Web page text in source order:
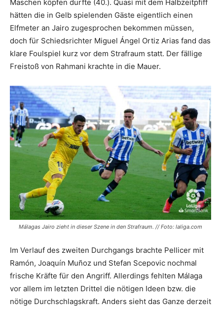
Maschen köpfen durfte (40.). Quasi mit dem Halbzeitpfiff
hätten die in Gelb spielenden Gäste eigentlich einen
Elfmeter an Jairo zugesprochen bekommen müssen,
doch für Schiedsrichter Miguel Ángel Ortiz Arias fand das
klare Foulspiel kurz vor dem Strafraum statt. Der fällige
Freistoß von Rahmani krachte in die Mauer.
Málagas Jairo zieht in dieser Szene in den Strafraum. // Foto: laliga.com
Im Verlauf des zweiten Durchgangs brachte Pellicer mit
Ramón, Joaquín Muñoz und Stefan Scepovic nochmal
frische Kräfte für den Angriff. Allerdings fehlten Málaga
vor allem im letzten Drittel die nötigen Ideen bzw. die
nötige Durchschlagskraft. Anders sieht das Ganze derzeit